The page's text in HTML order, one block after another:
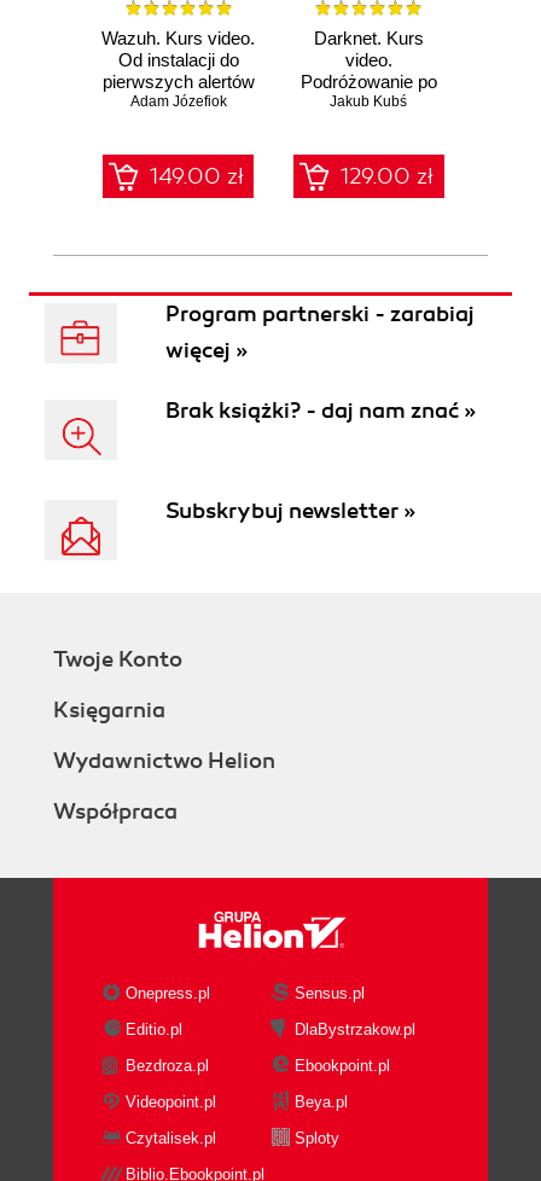
Wazuh. Kurs video.
Od instalacji do
pierwszych alertów
Adam Józefiok
149.00 zł
Darknet. Kurs
video.
Podróżowanie po
ciemnej stronie
Jakub Kubś
129.00 zł
Program partnerski - zarabiaj
więcej »
Brak książki? - daj nam znać »
Subskrybuj newsletter »
Twoje Konto
Księgarnia
Wydawnictwo Helion
Współpraca
Onepress.pl
Sensus.pl
Editio.pl
DlaBystrzakow.pl
Bezdroza.pl
Ebookpoint.pl
Videopoint.pl
Beya.pl
Czytalisek.pl
Sploty
Biblio.Ebookpoint.pl